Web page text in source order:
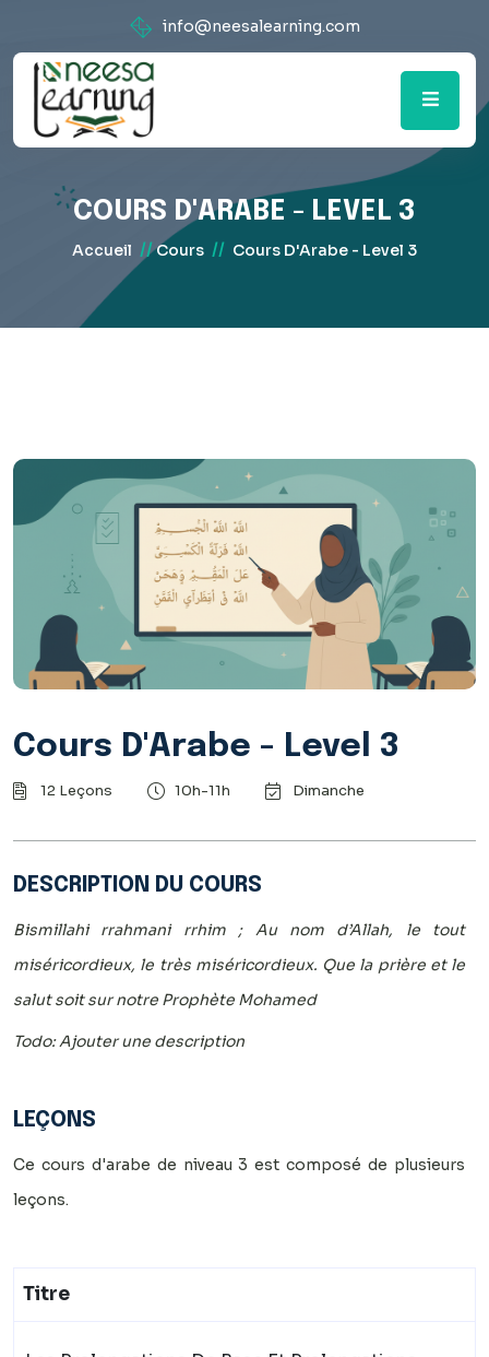
info@neesalearning.com
COURS D'ARABE - LEVEL 3
Accueil //Cours // Cours D'Arabe - Level 3
Cours D'Arabe - Level 3
12 Leçons 10h-11h Dimanche
DESCRIPTION DU COURS
Bismillahi rrahmani rrhim ; Au nom d’Allah, le tout
miséricordieux, le très miséricordieux. Que la prière et le
salut soit sur notre Prophète Mohamed
Todo: Ajouter une description
LEÇONS
Ce cours d'arabe de niveau 3 est composé de plusieurs
leçons.
Titre